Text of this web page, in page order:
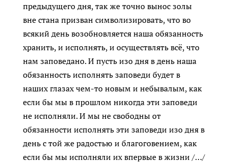
предыдущего дня, так же точно вынос золы
вне стана призван символизировать, что во
всякий день возобновляется наша обязанность
хранить, и исполнять, и осуществлять всё, что
нам заповедано. И пусть изо дня в день наша
обязанность исполнять заповеди будет в
наших глазах чем-то новым и небывалым, как
если бы мы в прошлом никогда эти заповеди
не исполняли. И мы не свободны от
обязанности исполнять эти заповеди изо дня в
день с той же радостью и благоговением, как
если бы мы исполняли их впервые в жизни /…/